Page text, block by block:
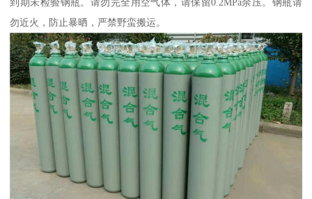
勿近火，防止暴晒，严禁野蛮搬运。